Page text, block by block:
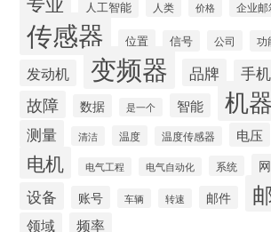
人工智能 人类 价格 企业邮
传感器 位置 信号 公司 功
发动机 变频器 品牌 手机
故障 数据 是一个 智能 机
测量 清洁 温度 温度传感器 电压
电机 电气工程 电气自动化 系统
设备 账号 车辆 转速 邮件
领域 频率